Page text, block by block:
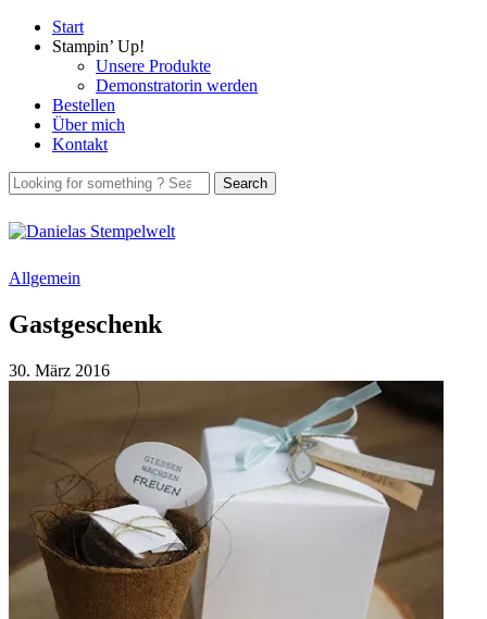
Start
Stampin’ Up!
Unsere Produkte
Demonstratorin werden
Bestellen
Über mich
Kontakt
Allgemein
Gastgeschenk
30. März 2016